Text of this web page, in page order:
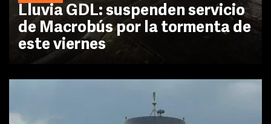
Lluvia GDL: suspenden servicio
de Macrobús por la tormenta de
este viernes